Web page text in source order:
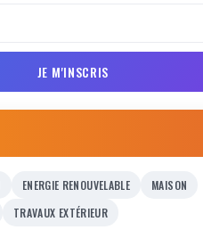
JE M'INSCRIS
ENERGIE RENOUVELABLE
MAISON
TRAVAUX EXTÉRIEUR